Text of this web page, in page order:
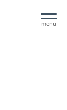
menu